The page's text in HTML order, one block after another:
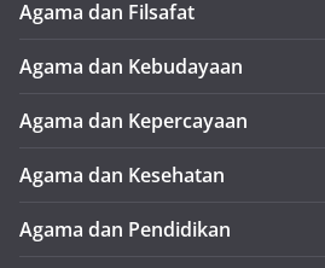
Agama dan Filsafat
Agama dan Kebudayaan
Agama dan Kepercayaan
Agama dan Kesehatan
Agama dan Pendidikan